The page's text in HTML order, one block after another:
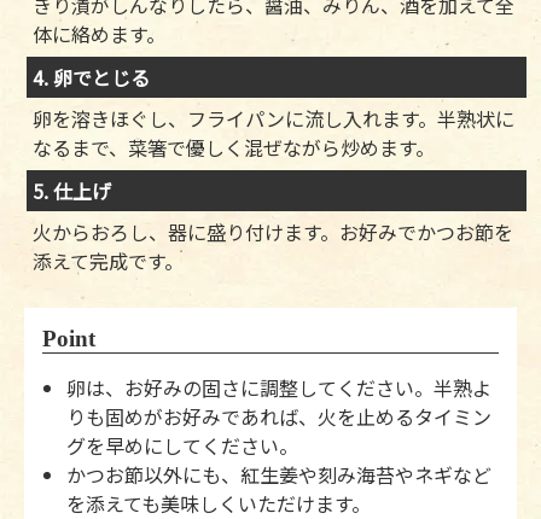
体に絡めます。
4. 卵でとじる
卵を溶きほぐし、フライパンに流し入れます。半熟状に
なるまで、菜箸で優しく混ぜながら炒めます。
5. 仕上げ
火からおろし、器に盛り付けます。お好みでかつお節を
添えて完成です。
Point
卵は、お好みの固さに調整してください。半熟よ
りも固めがお好みであれば、火を止めるタイミン
グを早めにしてください。
かつお節以外にも、紅生姜や刻み海苔やネギなど
を添えても美味しくいただけます。